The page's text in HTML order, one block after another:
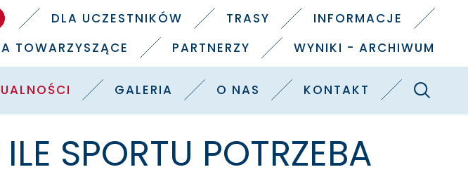
DLA UCZESTNIKÓW TRASY
INFORMACJE
TOWARZYSZĄCE
PARTNERZY WYNIKI - ARCHIWUM
GALERIA O NAS KONTAKT Szukaj
SPORTU POTRZEBA